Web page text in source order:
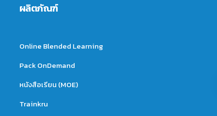
ผลิตภัณฑ์
Online Blended Learning
Pack OnDemand
หนังสือเรียน (MOE)
Trainkru